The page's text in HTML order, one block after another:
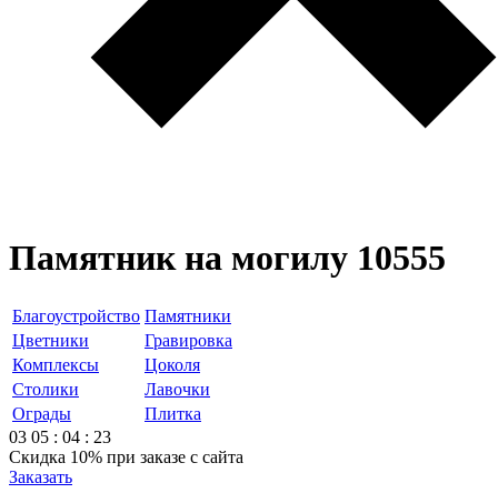
Памятник на могилу 10555
Благоустройство Памятники
Цветники
Гравировка
Комплексы
Цоколя
Столики
Лавочки
Ограды
Плитка
03 05 : 04 : 23
Скидка 10% при заказе с сайта
Заказать